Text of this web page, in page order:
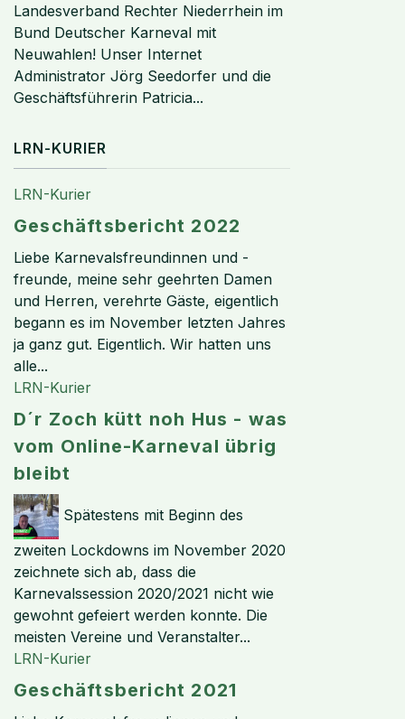
Landesverband Rechter Niederrhein im
Bund Deutscher Karneval mit
Neuwahlen! Unser Internet
Administrator Jörg Seedorfer und die
Geschäftsführerin Patricia...
LRN-KURIER
LRN-Kurier
Geschäftsbericht 2022
Liebe Karnevalsfreundinnen und -
freunde, meine sehr geehrten Damen
und Herren, verehrte Gäste, eigentlich
begann es im November letzten Jahres
ja ganz gut. Eigentlich. Wir hatten uns
alle...
LRN-Kurier
D´r Zoch kütt noh Hus - was
vom Online-Karneval übrig
bleibt
Spätestens mit Beginn des
zweiten Lockdowns im November 2020
zeichnete sich ab, dass die
Karnevalssession 2020/2021 nicht wie
gewohnt gefeiert werden konnte. Die
meisten Vereine und Veranstalter...
LRN-Kurier
Geschäftsbericht 2021